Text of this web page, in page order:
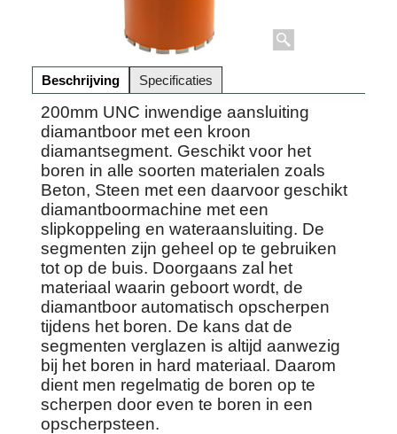
Beschrijving Specificaties
200mm UNC inwendige aansluiting
diamantboor met een kroon
diamantsegment. Geschikt voor het
boren in alle soorten materialen zoals
Beton, Steen met een daarvoor geschikt
diamantboormachine met een
slipkoppeling en wateraansluiting. De
segmenten zijn geheel op te gebruiken
tot op de buis. Doorgaans zal het
materiaal waarin geboort wordt, de
diamantboor automatisch opscherpen
tijdens het boren. De kans dat de
segmenten verglazen is altijd aanwezig
bij het boren in hard materiaal. Daarom
dient men regelmatig de boren op te
scherpen door even te boren in een
opscherpsteen.